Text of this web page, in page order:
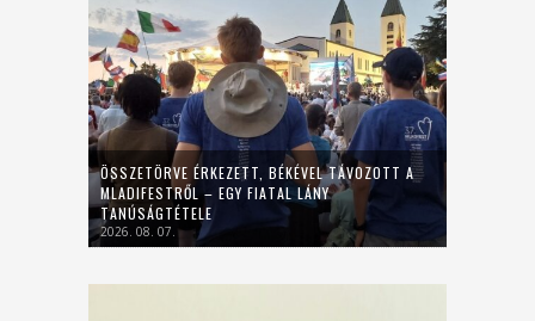
ÖSSZETÖRVE ÉRKEZETT, BÉKÉVEL TÁVOZOTT A
MLADIFESTRŐL – EGY FIATAL LÁNY
TANÚSÁGTÉTELE
2026. 08. 07.